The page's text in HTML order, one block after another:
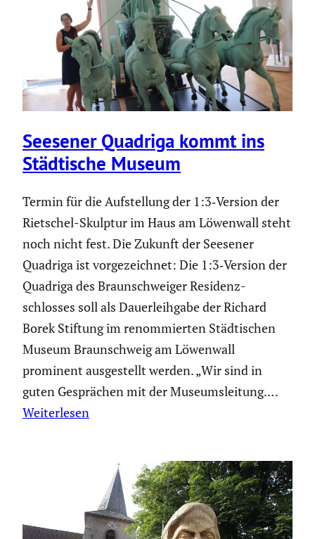
Seesener Quadriga kommt ins
Städti­sche Museum
Termin für die Aufstel­lung der 1:3‑Version der
Rietschel-Skulptur im Haus am Löwenwall steht
noch nicht fest. Die Zukunft der Seesener
Quadriga ist vorge­zeichnet: Die 1:3‑Version der
Quadriga des Braun­schweiger Residenz­
schlosses soll als Dauer­leih­gabe der Richard
Borek Stiftung im renom­mierten Städti­schen
Museum Braun­schweig am Löwenwall
prominent ausge­stellt werden. „Wir sind in
guten Gesprä­chen mit der Museums­lei­tung.…
Weiterlesen